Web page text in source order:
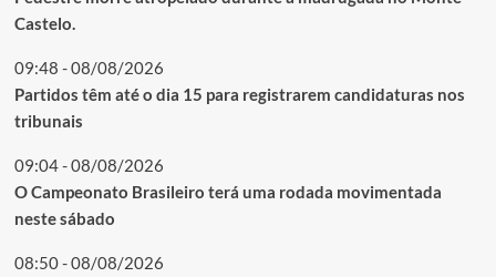
Castelo.
09:48 - 08/08/2026
Partidos têm até o dia 15 para registrarem candidaturas nos
tribunais
09:04 - 08/08/2026
O Campeonato Brasileiro terá uma rodada movimentada
neste sábado
08:50 - 08/08/2026